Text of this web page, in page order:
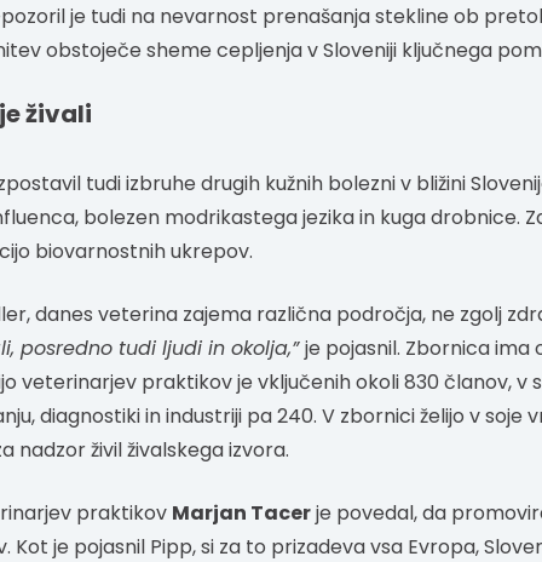
je tudi na nevarnost prenašanja stekline ob
obstoječe sheme cepljenja v Sloveniji ključnega
živali
tudi izbruhe drugih kužnih bolezni v bližini
bolezen modrikastega jezika in kuga drobnice.
biovarnostnih ukrepov.
danes veterina zajema različna področja, ne zgolj
posredno tudi ljudi in okolja,”je pojasnil. Zbornica ima
veterinarjev praktikov je vključenih okoli 830 članov, v
diagnostiki in industriji pa 240. V zbornici želijo v soje
nadzor živil živalskega izvora.
praktikov Marjan Tacerje povedal, da
je pojasnil Pipp, si za to prizadeva vsa Evropa,